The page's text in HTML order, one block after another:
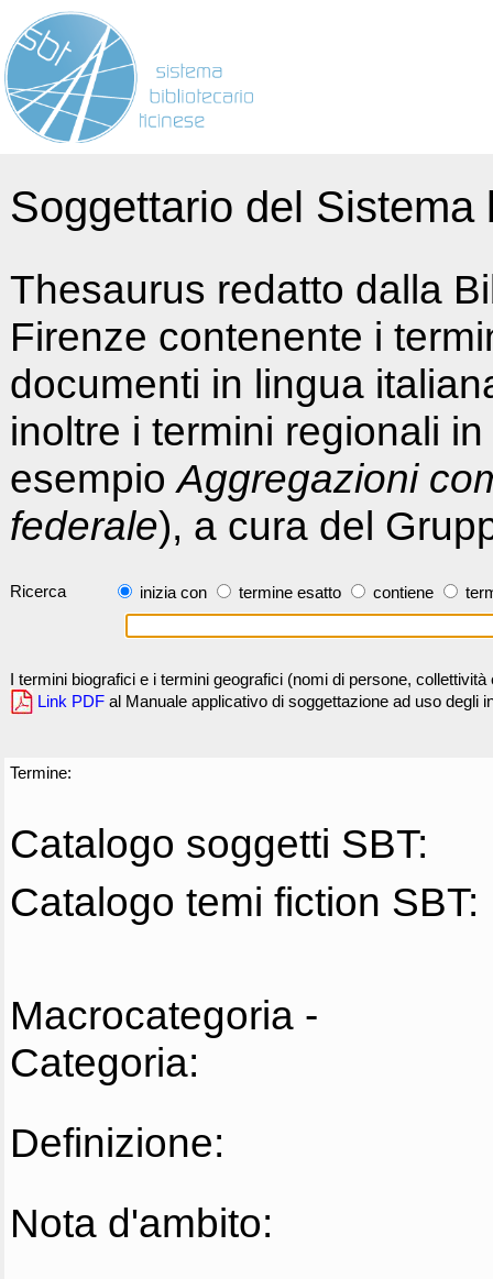
Soggettario del
Thesaurus redatto dalla
Firenze contenente i
documenti in lingua
inoltre i termini regionali
esempioAggregazioni
federale), a cura del
Ricerca inizia con termine esatto contiene
I termini biografici e i termini geografici (nomi di persone,
Link PDF al Manuale applicativo di soggettazione ad uso degli
Termine:
Catalogo soggetti SBT:
Catalogo temi fiction SBT:
Macrocategoria -
Categoria:
Definizione:
Nota d'ambito: